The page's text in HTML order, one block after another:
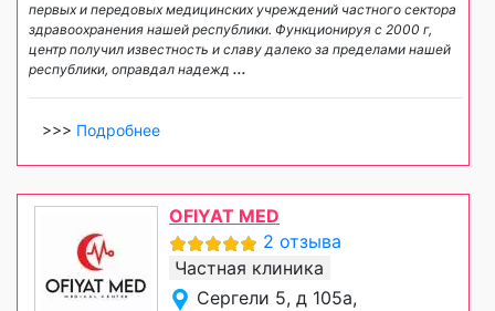
первых и передовых медицинских учреждений частного сектора
здравоохранения нашей республики. Функционируя с 2000 г,
центр получил известность и славу далеко за пределами нашей
республики, оправдал надежд ...
>>> Подробнее
OFIYAT MED
2 отзыва
Частная клиника
Сергели 5, д 105а,